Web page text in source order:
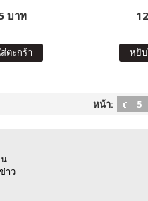
บาท
ตะกร้า หยิบ
หน้า: 5
าว